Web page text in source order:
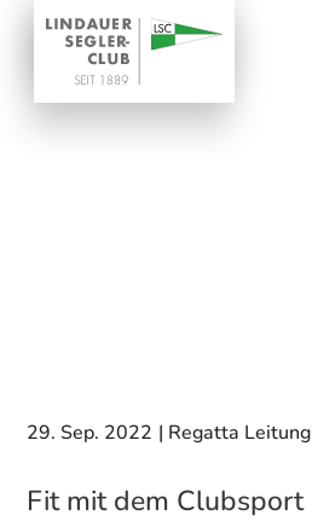
29. Sep. 2022 | Regatta Leitung
Fit mit dem Clubsport